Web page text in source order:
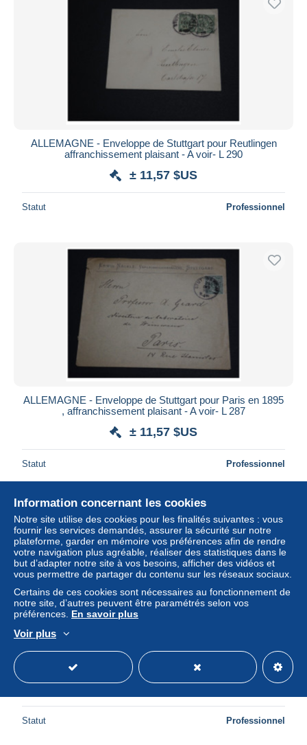
ALLEMAGNE - Enveloppe de Stuttgart pour Reutlingen
affranchissement plaisant - A voir- L 290
± 11,57 $US
Statut Professionnel
ALLEMAGNE - Enveloppe de Stuttgart pour Paris en 1895
, affranchissement plaisant - A voir- L 287
± 11,57 $US
Statut Professionnel
ALLEMAGNE - Carte double du Wurtemberg, non utilisé -
L 121423
Statut Professionnel
Information concernant les cookies
Notre site utilise des cookies pour les finalités suivantes : vous
fournir les services demandés, assurer la sécurité sur notre
plateforme, garder en mémoire vos préférences afin de rendre
votre navigation plus agréable, réaliser des statistiques dans le
but d’adapter notre site à vos besoins, afficher des vidéos et
vous permettre de partager du contenu sur les réseaux sociaux.
Certains de ces cookies sont nécessaires au fonctionnement de
notre site, d’autres peuvent être paramétrés selon vos
préférences. En savoir plus
Voir plus